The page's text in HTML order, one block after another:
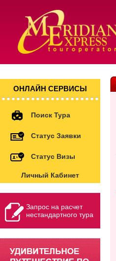
ОНЛАЙН СЕРВИСЫ
Поиск Тура
Статус Заявки
Статус Визы
Личный Кабинет
Запрос на расчет
нестандартного тура